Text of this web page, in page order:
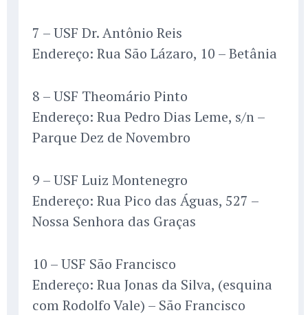
7 – USF Dr. Antônio Reis
Endereço: Rua São Lázaro, 10 – Betânia
8 – USF Theomário Pinto
Endereço: Rua Pedro Dias Leme, s/n –
Parque Dez de Novembro
9 – USF Luiz Montenegro
Endereço: Rua Pico das Águas, 527 –
Nossa Senhora das Graças
10 – USF São Francisco
Endereço: Rua Jonas da Silva, (esquina
com Rodolfo Vale) – São Francisco